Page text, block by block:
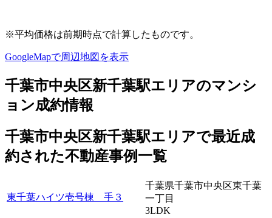
※平均価格は前期時点で計算したものです。
GoogleMapで周辺地図を表示
千葉市中央区新千葉駅エリアのマンシ
ョン成約情報
千葉市中央区新千葉駅エリアで最近成
約された不動産事例一覧
東千葉ハイツ壱号棟 手３
千葉県千葉市中央区東千葉
一丁目
3LDK